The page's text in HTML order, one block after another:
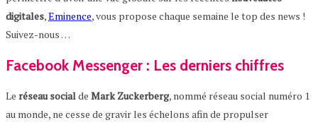
digitales,Eminence, vous propose chaque semaine le top des news !
Suivez-nous …
Facebook Messenger : Les derniers chiffres
Le réseau socialde Mark Zuckerberg, nommé réseau social numéro 1
au monde, ne cesse de gravir les échelons afin de propulser